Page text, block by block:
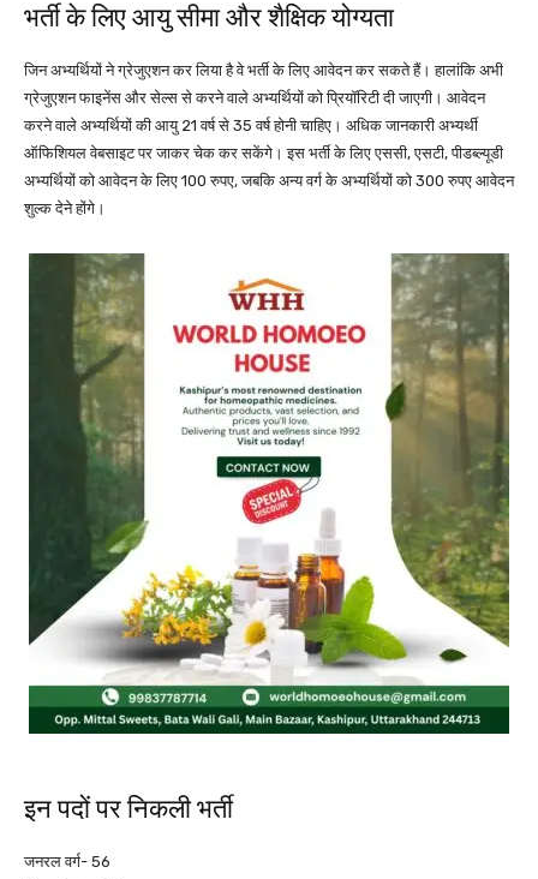
भर्ती के लिए आयु सीमा और शैक्षिक योग्यता
जिन अभ्यर्थियों ने ग्रेजुएशन कर लिया है वे भर्ती के लिए आवेदन कर सकते हैं। हालांकि अभी
ग्रेजुएशन फाइनेंस और सेल्स से करने वाले अभ्यर्थियों को प्रियॉरिटी दी जाएगी। आवेदन
करने वाले अभ्यर्थियों की आयु 21 वर्ष से 35 वर्ष होनी चाहिए। अधिक जानकारी अभ्यर्थी
ऑफिशियल वेबसाइट पर जाकर चेक कर सकेंगे। इस भर्ती के लिए एससी, एसटी, पीडब्ल्यूडी
अभ्यर्थियों को आवेदन के लिए 100 रुपए, जबकि अन्य वर्ग के अभ्यर्थियों को 300 रुपए आवेदन
शुल्क देने होंगे।
इन पदों पर निकली भर्ती
जनरल वर्ग- 56